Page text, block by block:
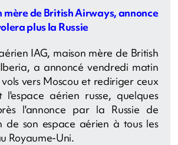
mère de British Airways, annonce
plus la Russie
IAG, maison mère de British
a annoncé vendredi matin
vols vers Moscou et rediriger ceux
l'espace aérien russe, quelques
l'annonce par la Russie de
de son espace aérien à tous les
Royaume-Uni.